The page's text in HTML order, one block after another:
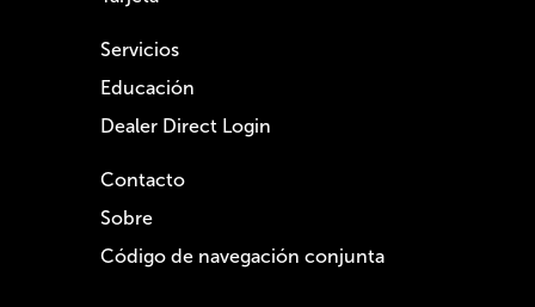
Servicios
Educación
Dealer Direct Login
Contacto
Sobre
Código de navegación conjunta